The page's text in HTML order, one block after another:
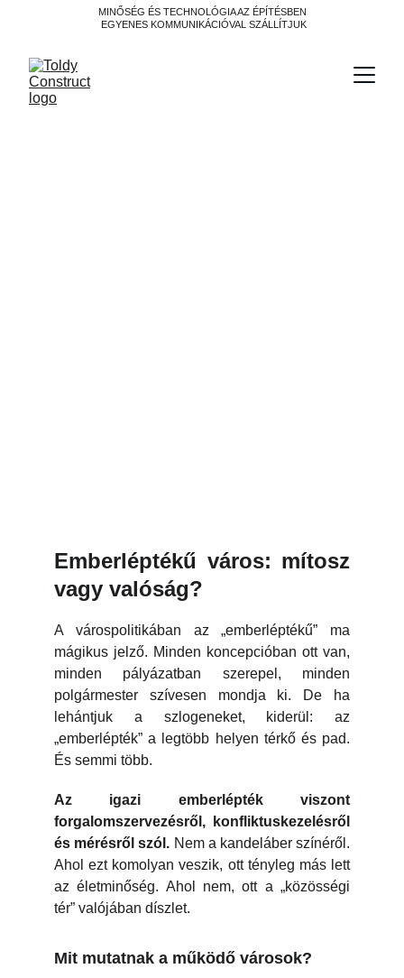
MINŐSÉG ÉS TECHNOLÓGIA AZ ÉPÍTÉSBEN
EGYENES KOMMUNIKÁCIÓVAL SZÁLLÍTJUK
Emberléptékű város: mítosz
vagy valóság?
A várospolitikában az „emberléptékű” ma
mágikus jelző. Minden koncepcióban ott van,
minden pályázatban szerepel, minden
polgármester szívesen mondja ki. De ha
lehántjuk a szlogeneket, kiderül: az
„emberlépték” a legtöbb helyen térkő és pad.
És semmi több.
Az igazi emberlépték viszont
forgalomszervezésről, konfliktuskezelésről
és mérésről szól. Nem a kandeláber színéről.
Ahol ezt komolyan veszik, ott tényleg más lett
az életminőség. Ahol nem, ott a „közösségi
tér” valójában díszlet.
Mit mutatnak a működő városok?